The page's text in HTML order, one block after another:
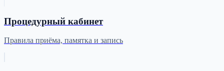
Процедурный кабинет
Правила приёма, памятка и запись